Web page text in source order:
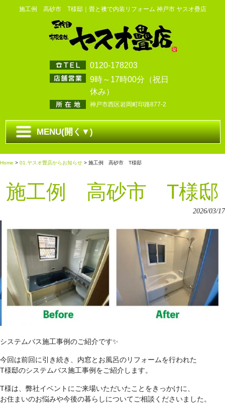
施工例 高砂市 T様邸｜畳と襖で内装リフォーム 神戸市 ヤスオ疊店
0120-178203
9時～17時00分（祝日
休み）
神戸市西区岩岡町印路877-2
MENU(開く▼)
Home > 01.ヤスオ畳店からお知らせ > 施工例 高砂市 T様邸
施工例 高砂市 T様邸
2026/03/17
システムバス施工事例のご紹介です✨
今回は前回に引き続き、 内窓とお風呂のリフォームを行われた
T様邸のシステムバス施工事例 をご紹介します。
T様は、弊社イベントにご来場いただいたことをきっかけに、
お住まいのお悩みや今後の暮らしについてご相談くださいました。